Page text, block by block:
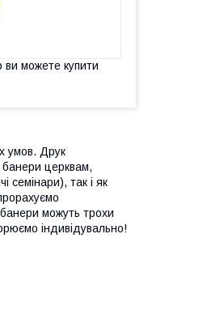
ви можете купити
умов. Друк
банери церквам,
семінари), так і як
можуть трохи
індивідувально!